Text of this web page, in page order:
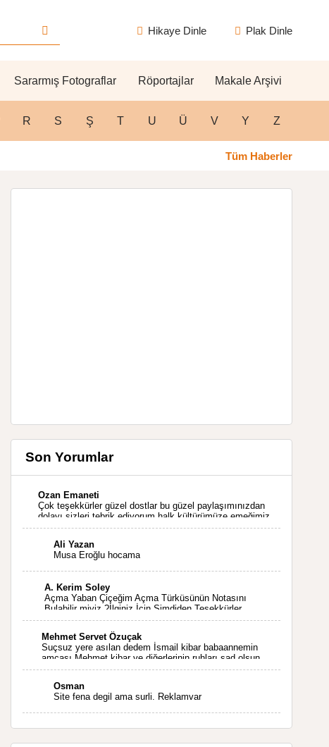
Hikaye Dinle Plak Dinle
Sararmış Fotograflar Röportajlar Makale Arşivi
R S Ş T U Ü V Y Z
Tüm Haberler
Son Yorumlar
Ozan Emaneti
Çok teşekkürler güzel dostlar bu güzel paylaşımınızdan
dolayı sizleri tebrik ediyorum halk kültürümüze emeğimiz
geçti ise ne mutlu bizlere sizlerin sayesinde türkülerimiz
Ali Yazan
Musa Eroğlu hocama
A. Kerim Soley
Açma Yaban Çiçeğim Açma Türküsünün Notasını
Bulabilir miyiz ?İlginiz İçin Şimdiden Teşekkürler.
Mehmet Servet Özuçak
Suçsuz yere asılan dedem İsmail kibar babaannemin
amcası Mehmet kibar ve diğerlerinin ruhları şad olsun.
Kahrolsun Cemal paşa
Osman
Site fena degil ama surli. Reklamvar